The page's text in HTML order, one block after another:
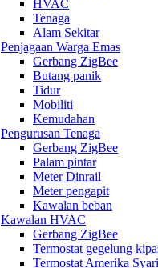
HVAC
Tenaga
Alam Sekitar
Penjagaan Warga Emas
Gerbang ZigBee
Butang panik
Tidur
Mobiliti
Kemudahan
Pengurusan Tenaga
Gerbang ZigBee
Palam pintar
Meter Dinrail
Meter pengapit
Kawalan beban
Kawalan HVAC
Gerbang ZigBee
Termostat gegelung
Termostat Amerika